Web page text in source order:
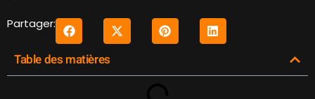
Partager:
Table des matières